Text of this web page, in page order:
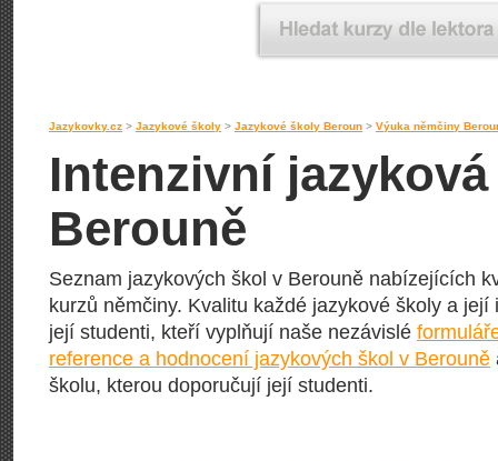
Jazykovky.cz > Jazykové školy > Jazykové školy Beroun > Výuka němčiny
Intenzivní
Berouně
Seznam jazykových škol v Berouně nabízejících
kurzů němčiny. Kvalitu každé jazykové školy a
její studenti, kteří vyplňují naše nezávislé
reference a hodnocení jazykových škol v Berouně
školu, kterou doporučují její studenti.